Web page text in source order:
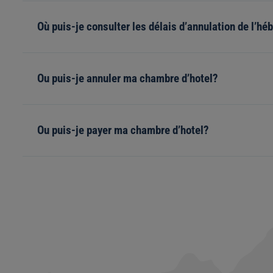
Où puis-je consulter les délais d’annulation de
Ou puis-je annuler ma chambre d’hotel?
Ou puis-je payer ma chambre d’hotel?